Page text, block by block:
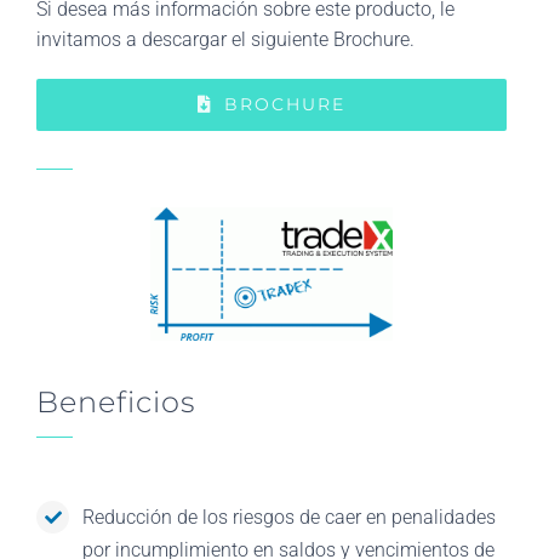
Si desea más información sobre este producto, le
invitamos a descargar el siguiente Brochure.
BROCHURE
Beneficios
Reducción de los riesgos de caer en penalidades
por incumplimiento en saldos y vencimientos de